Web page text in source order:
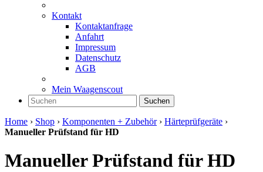
Kontakt
Kontaktanfrage
Anfahrt
Impressum
Datenschutz
AGB
Mein Waagenscout
Suchen
Home › Shop › Komponenten + Zubehör› Härteprüfgeräte ›
Manueller Prüfstand für HD
Manueller Prüfstand für HD